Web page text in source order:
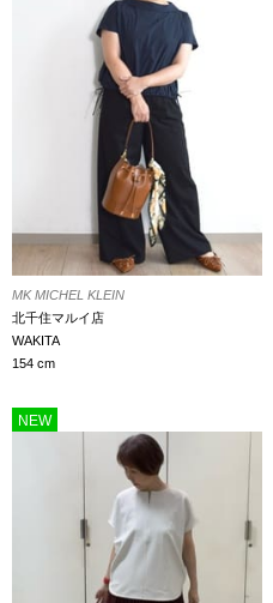
MK MICHEL KLEIN
北千住マルイ店
WAKITA
154 cm
NEW